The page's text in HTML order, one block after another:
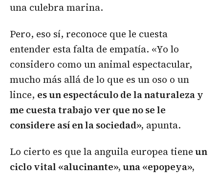
una culebra marina.
Pero, eso sí, reconoce que le cuesta
entender esta falta de empatía. «Yo lo
considero como un animal espectacular,
mucho más allá de lo que es un oso o un
lince, es un espectáculo de la naturaleza y
me cuesta trabajo ver que no se le
considere así en la sociedad», apunta.
Lo cierto es que la anguila europea tieneun
ciclo vital «alucinante», una «epopeya»,